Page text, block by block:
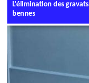
L'élimination des
bennes